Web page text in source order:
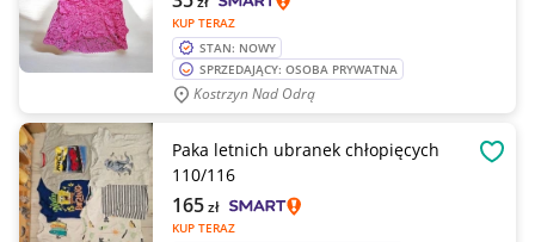
KUP TERAZ
STAN: NOWY
SPRZEDAJĄCY: OSOBA PRYWATNA
Kostrzyn Nad Odrą
Paka letnich ubranek chłopięcych
110/116
KUP TERAZ
165zł